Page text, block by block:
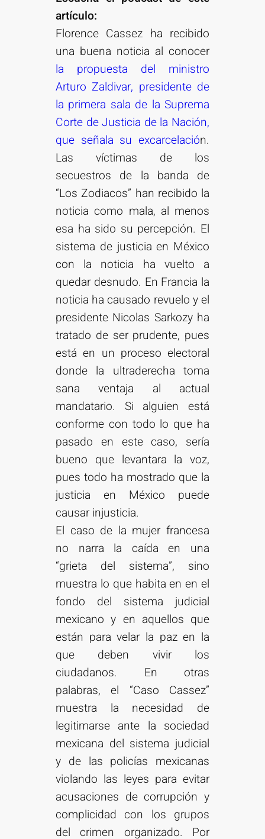
artículo:
Florence Cassez ha recibido
una buena noticia al conocer
la propuesta del ministro
Arturo Zaldivar, presidente de
la primera sala de la Suprema
Corte de Justicia de la Nación,
que señala su excarcelación.
Las víctimas de los
secuestros de la banda de
“Los Zodiacos” han recibido la
noticia como mala, al menos
esa ha sido su percepción. El
sistema de justicia en México
con la noticia ha vuelto a
quedar desnudo. En Francia la
noticia ha causado revuelo y el
presidente Nicolas Sarkozy ha
tratado de ser prudente, pues
está en un proceso electoral
donde la ultraderecha toma
sana ventaja al actual
mandatario. Si alguien está
conforme con todo lo que ha
pasado en este caso, sería
bueno que levantara la voz,
pues todo ha mostrado que la
justicia en México puede
causar injusticia.
El caso de la mujer francesa
no narra la caída en una
“grieta del sistema”, sino
muestra lo que habita en en el
fondo del sistema judicial
mexicano y en aquellos que
están para velar la paz en la
que deben vivir los
ciudadanos. En otras
palabras, el “Caso Cassez”
muestra la necesidad de
legitimarse ante la sociedad
mexicana del sistema judicial
y de las policías mexicanas
violando las leyes para evitar
acusaciones de corrupción y
complicidad con los grupos
del crimen organizado. Por